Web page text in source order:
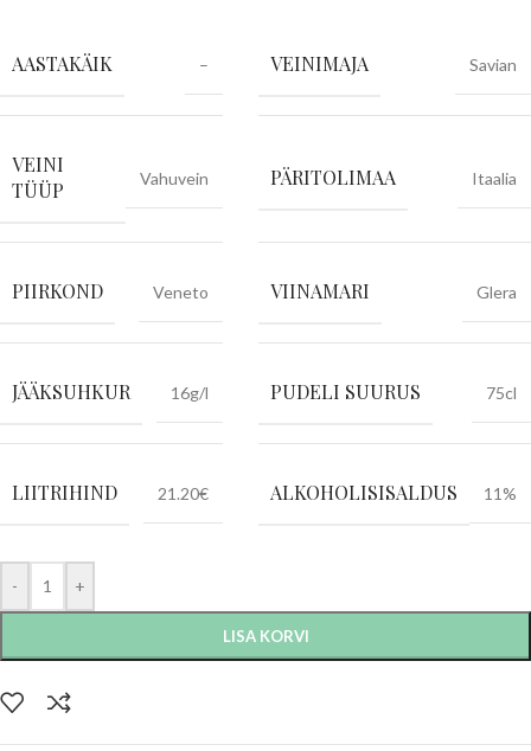
AASTAKÄIK – VEINIMAJA Savian
VEINI
TÜÜP
Vahuvein PÄRITOLIMAA Itaalia
PIIRKOND Veneto VIINAMARI Glera
JÄÄKSUHKUR 16g/l PUDELI SUURUS 75cl
LIITRIHIND 21.20€ ALKOHOLISISALDUS 11%
- +
LISA KORVI